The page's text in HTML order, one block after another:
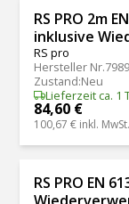
RS PRO 2m
inklusive
RS pro
Hersteller Nr.
Zustand:Neu
Lieferzeit ca. 1
84,60 €
100,67 € inkl.
RS PRO EN